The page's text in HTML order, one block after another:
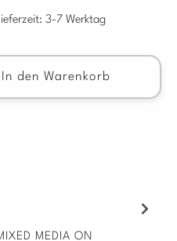
3-7 Werktag
gewünschten Wert ein
In den Warenkorb
MEDIA ON